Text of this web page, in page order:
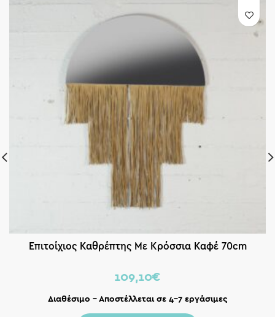
Επιτοίχιος Καθρέπτης Με Κρόσσια Καφέ 70cm
109,10€
Διαθέσιμο – Αποστέλλεται σε 4-7 εργάσιμες